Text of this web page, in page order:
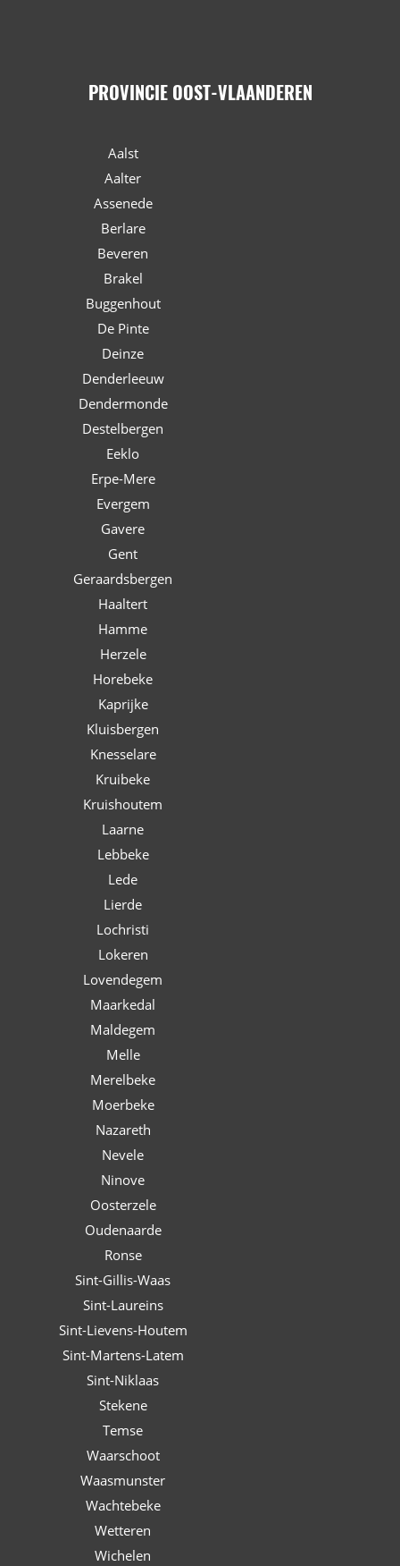
PROVINCIE OOST-VLAANDEREN
Aalst
Aalter
Assenede
Berlare
Beveren
Brakel
Buggenhout
De Pinte
Deinze
Denderleeuw
Dendermonde
Destelbergen
Eeklo
Erpe-Mere
Evergem
Gavere
Gent
Geraardsbergen
Haaltert
Hamme
Herzele
Horebeke
Kaprijke
Kluisbergen
Knesselare
Kruibeke
Kruishoutem
Laarne
Lebbeke
Lede
Lierde
Lochristi
Lokeren
Lovendegem
Maarkedal
Maldegem
Melle
Merelbeke
Moerbeke
Nazareth
Nevele
Ninove
Oosterzele
Oudenaarde
Ronse
Sint-Gillis-Waas
Sint-Laureins
Sint-Lievens-Houtem
Sint-Martens-Latem
Sint-Niklaas
Stekene
Temse
Waarschoot
Waasmunster
Wachtebeke
Wetteren
Wichelen